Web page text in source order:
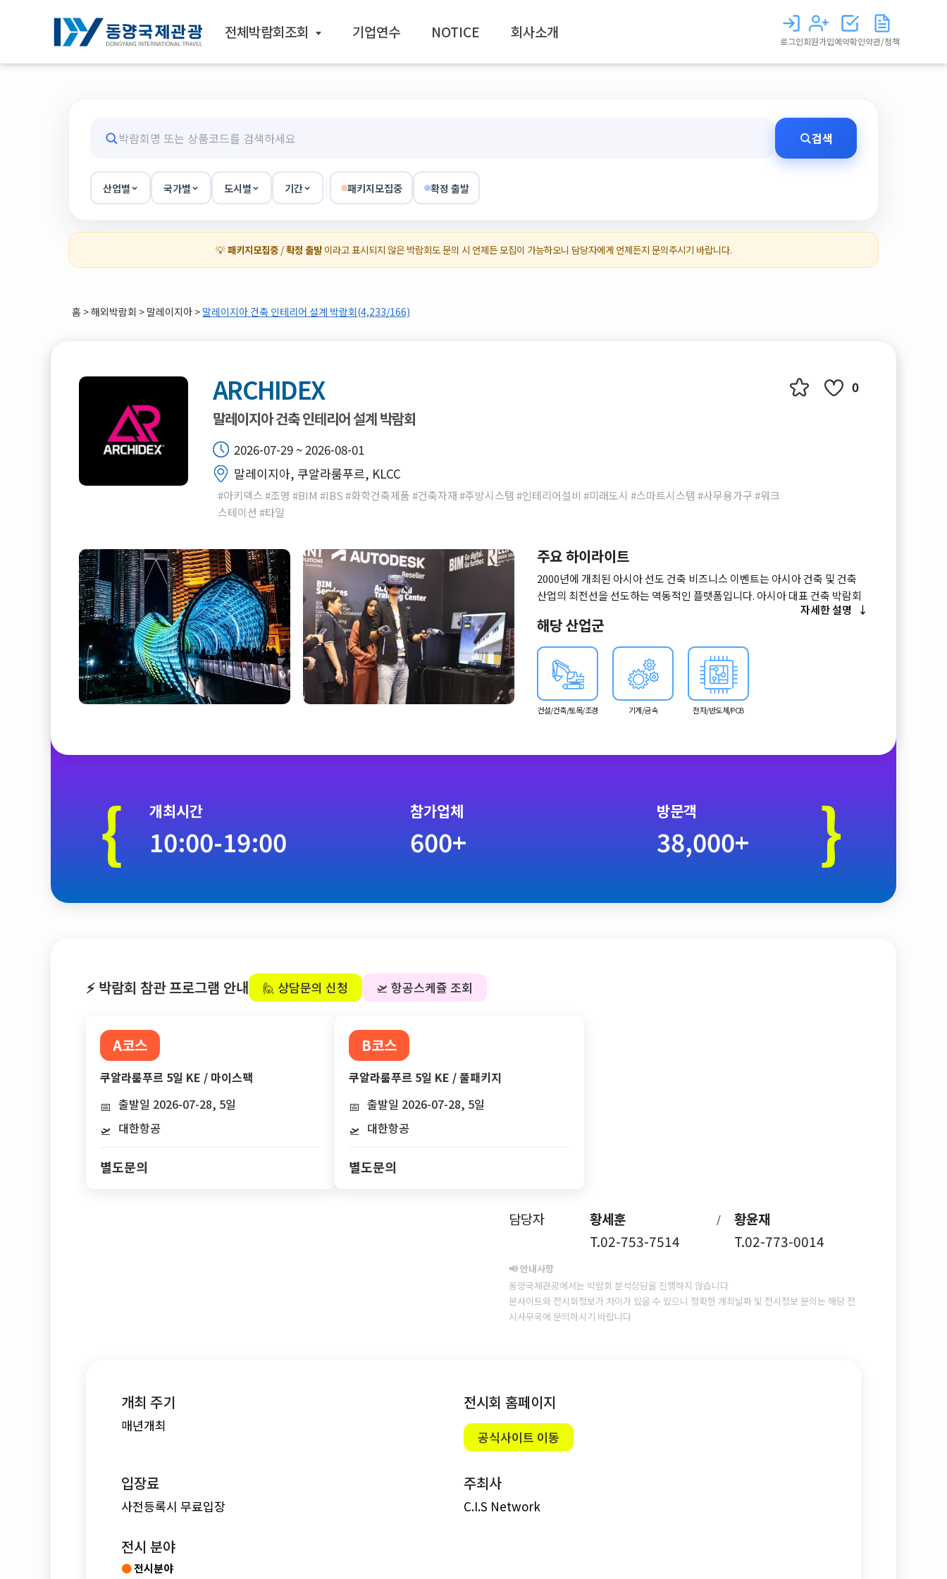
전체박람회조회 기업연수 NOTICE 회사소개
로그인회원가입예약확인약관/정책
검색
산업별 국가별 도시별 기간 패키지모집중 확정 출발
💡패키지모집중/확정 출발이라고 표시되지 않은 박람회도 문의 시 언제든 모집이 가능하오니 담당자에게 언제든지 문의주시기 바랍니다.
홈 >해외박람회 > 말레이지아 > 말레이지아 건축 인테리어 설계 박람회(4,233/166)
ARCHIDEX
말레이지아 건축 인테리어 설계 박람회
2026-07-29 ~ 2026-08-01
말레이지아, 쿠알라룸푸르, KLCC
#아키덱스 #조명 #BIM #IBS #화학건축제품 #건축자재 #주방시스템 #인테리어설비 #미래도시 #스마트시스템 #사무용가구 #워크
스테이션 #타일
0
주요 하이라이트
2000년에 개최된 아시아 선도 건축 비즈니스 이벤트는 아시아 건축 및 건축
산업의 최전선을 선도하는 역동적인 플랫폼입니다. 아시아 대표 건축 박람회
의 일환으로 PAM과 CIS가 공동으로 주최한 ARCHIDEX는 해당 분야의 최신
기술과 제품의 동향을 보여주고 있습니다. 포럼, 무역 회담, 업계 회의, 비즈
니스 매치메이킹 세션, 네트워킹 이벤트, 권위 있는 시상식 등 다양한 기회를
제공하는 포괄적인 플랫폼을 만들어 협업을 육성하는 것을 목표로 합니다.
자세한 설명
해당 산업군
건설/건축/토목/조경 기계/금속 전자/반도체/PCB
{ 개최시간 참가업체 방문객
10:00-19:00 600+ 38,000+ }
⚡ 박람회 참관 프로그램 안내 🙋 상담문의 신청 🛫 항공스케쥴 조회
A코스
쿠알라룸푸르 5일 KE / 마이스팩
📅 출발일 2026-07-28, 5일
🛫 대한항공
별도문의
B코스
쿠알라룸푸르 5일 KE / 풀패키지
📅 출발일 2026-07-28, 5일
🛫 대한항공
별도문의
담당자 황세훈 /
황윤재
T.02-753-7514
T.02-773-0014
📢 안내사항
동양국제관광에서는 박람회 분석상담을 진행하지 않습니다
본사이트와 전시회정보가 차이가 있을 수 있으니 정확한 개최날짜 및 전시정보 문의는 해당 전
시사무국에 문의하시기 바랍니다
개최 주기
매년개최
전시회 홈페이지
공식사이트 이동
입장료
사전등록시 무료입장
주최사
C.I.S Network
전시 분야
●전시분야